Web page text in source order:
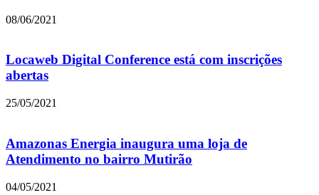
08/06/2021
Locaweb Digital Conference está com inscrições
abertas
25/05/2021
Amazonas Energia inaugura uma loja de
Atendimento no bairro Mutirão
04/05/2021